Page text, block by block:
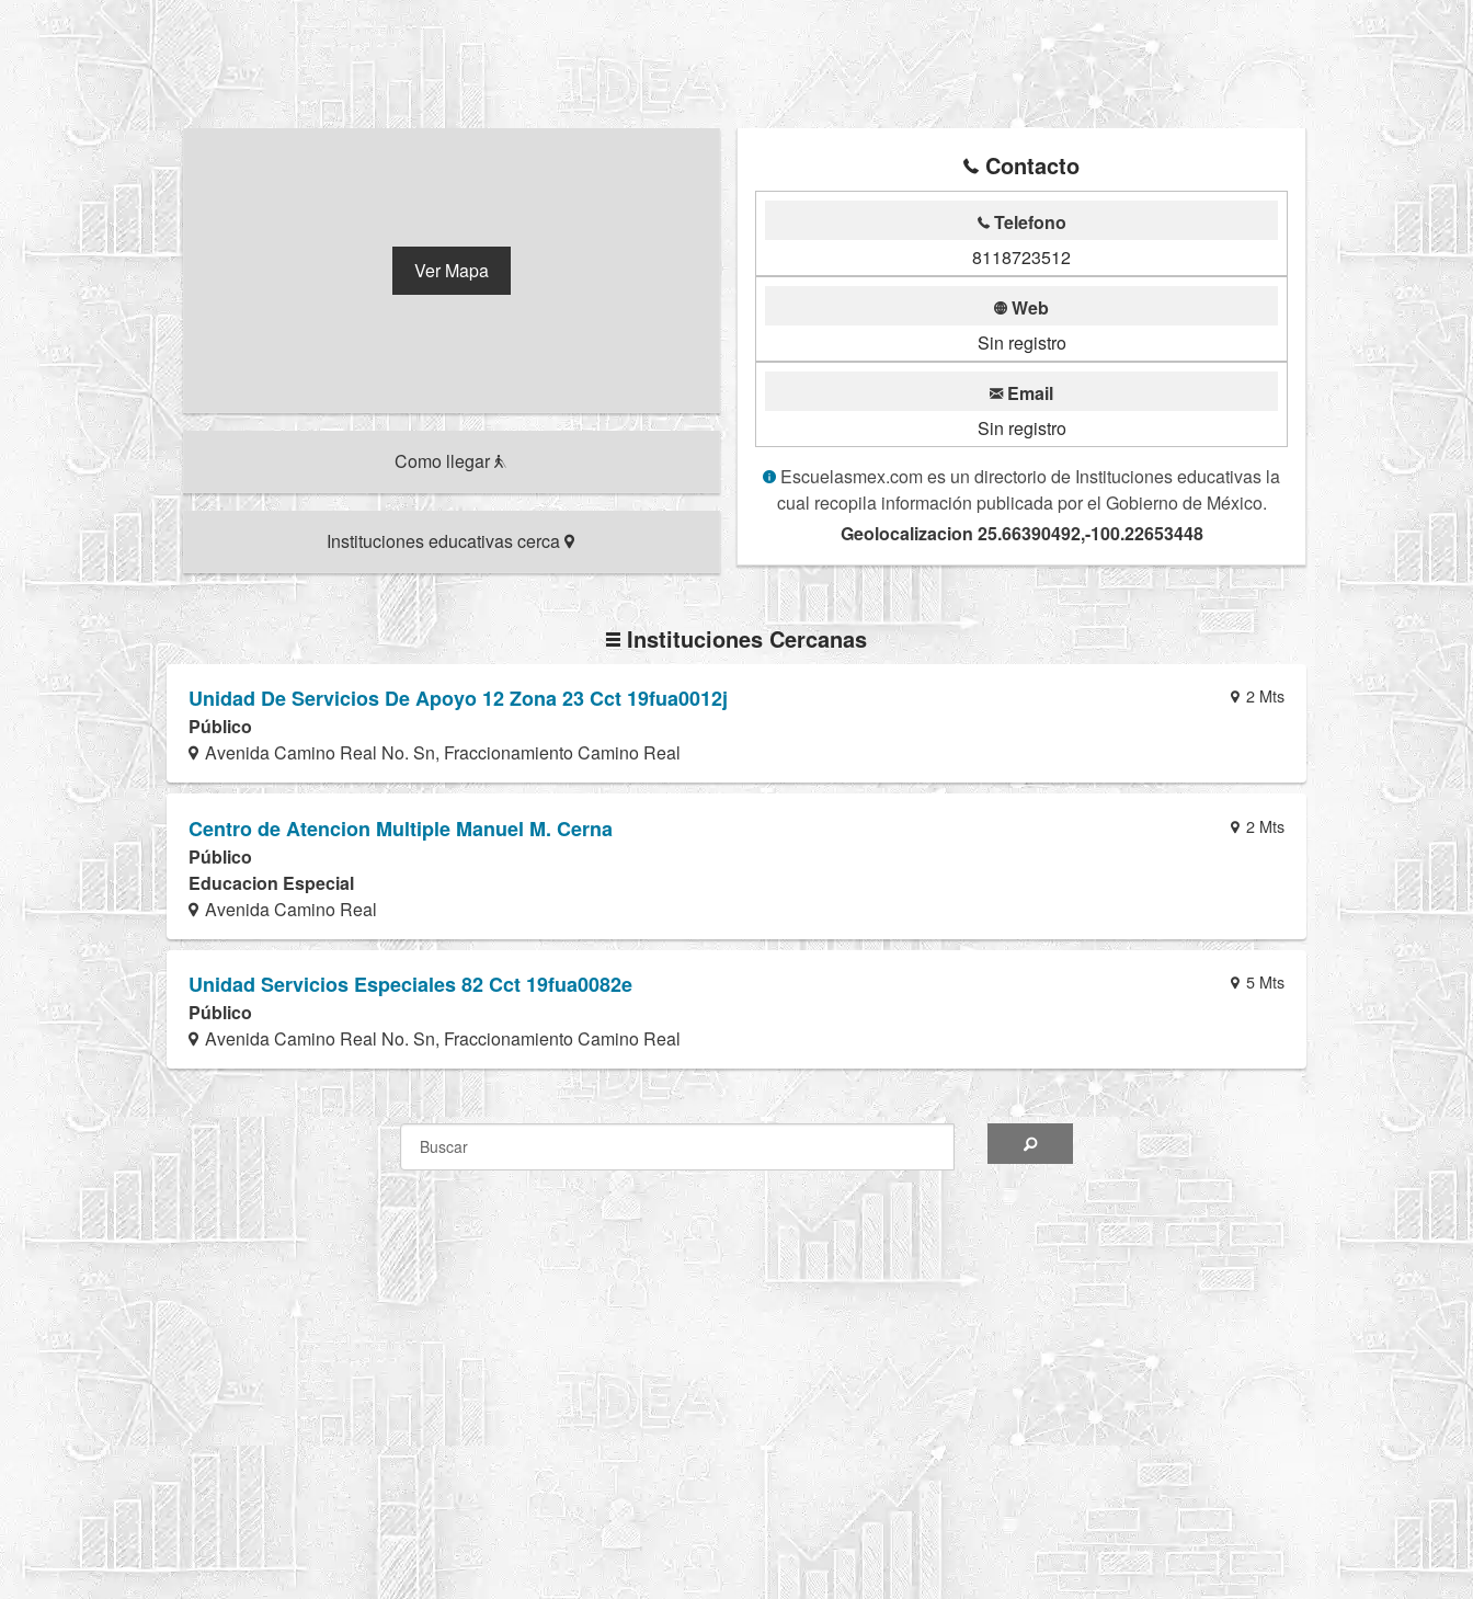
Ver Mapa
Como llegar
Instituciones educativas cerca
Contacto
Telefono
8118723512
Web
Sin registro
Email
Sin registro
Escuelasmex.com es un directorio de Instituciones educativas la
cual recopila información publicada por el Gobierno de México.
Geolocalizacion 25.66390492,-100.22653448
Instituciones Cercanas
2 Mts
Unidad De Servicios De Apoyo 12 Zona 23 Cct 19fua0012j
Público
Avenida Camino Real No. Sn, Fraccionamiento Camino Real
2 Mts
Centro de Atencion Multiple Manuel M. Cerna
Público
Educacion Especial
Avenida Camino Real
5 Mts
Unidad Servicios Especiales 82 Cct 19fua0082e
Público
Avenida Camino Real No. Sn, Fraccionamiento Camino Real